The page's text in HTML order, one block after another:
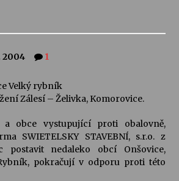
muzikanti
28. 7.–1. 8. 2026
7. 2026
koncerty ve Stromovce: Kolchoz a
2004 1
Velký rybník
Zálesí – Želivka, Komorovice.
a obce vystupující proti obalovně,
SWIETELSKY STAVEBNÍ, s.r.o. z
postavit nedaleko obcí Onšovice,
pokračují v odporu proti této